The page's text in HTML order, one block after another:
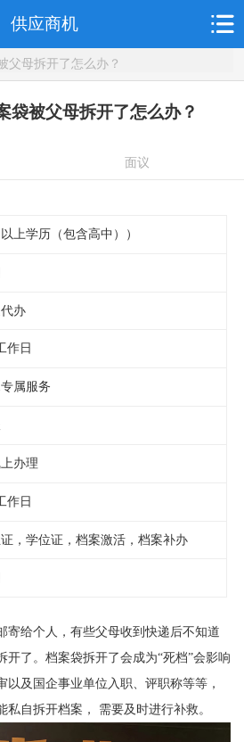
供应商机
父母拆开了怎么办？
袋被父母拆开了怎么办？
面议
上学历（包含高中））
办
作日
属服务
办理
作日
，学位证，档案激活，档案补办
寄给个人，有些父母收到快递后不知道
开了。档案袋拆开了会成为“死档”会影响
以及国企事业单位入职、评职称等等，
自拆开档案， 需要及时进行补救。